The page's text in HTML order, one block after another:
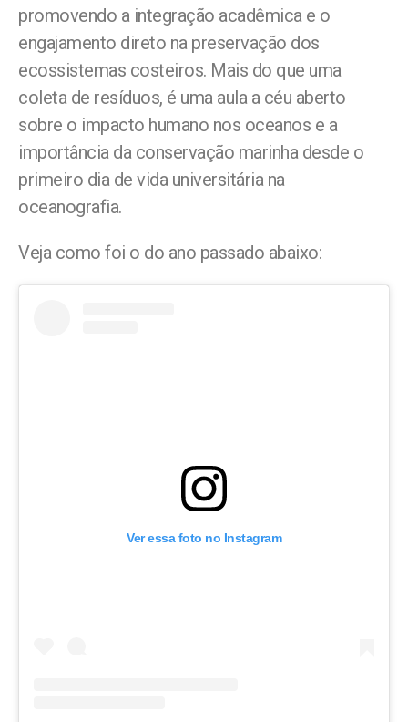
promovendo a integração acadêmica e o
engajamento direto na preservação dos
ecossistemas costeiros. Mais do que uma
coleta de resíduos, é uma aula a céu aberto
sobre o impacto humano nos oceanos e a
importância da conservação marinha desde o
primeiro dia de vida universitária na
oceanografia.
Veja como foi o do ano passado abaixo:
Ver essa foto no Instagram